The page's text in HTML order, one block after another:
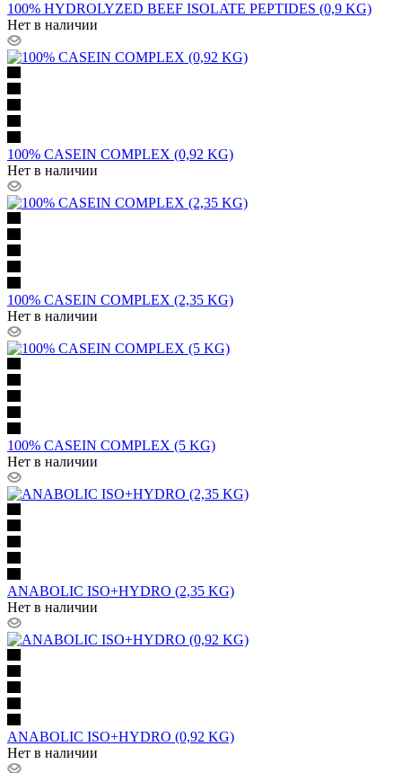
100% HYDROLYZED BEEF ISOLATE PEPTIDES (0,9 KG)
Нет в наличии
100% CASEIN COMPLEX (0,92 KG)
Нет в наличии
100% CASEIN COMPLEX (2,35 KG)
Нет в наличии
100% CASEIN COMPLEX (5 KG)
Нет в наличии
ANABOLIC ISO+HYDRO (2,35 KG)
Нет в наличии
ANABOLIC ISO+HYDRO (0,92 KG)
Нет в наличии